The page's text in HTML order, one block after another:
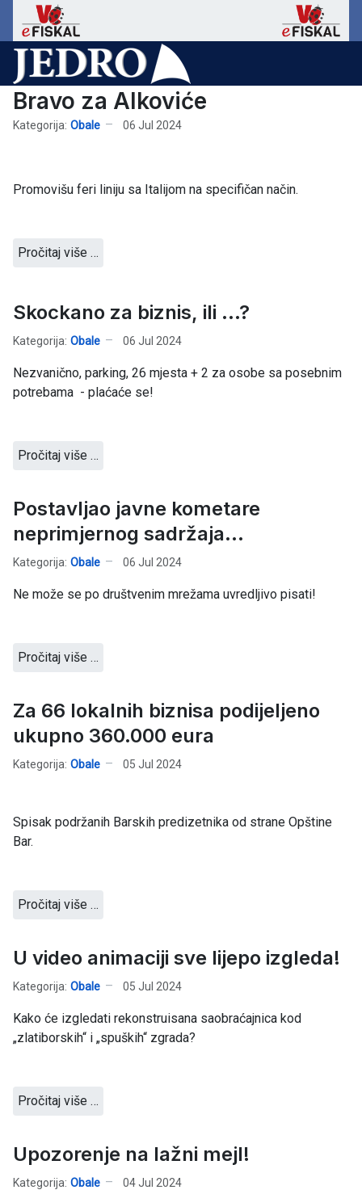
Bravo za Alkoviće
Kategorija: Obale 06 Jul 2024
Promovišu feri liniju sa Italijom na specifičan način.
Pročitaj više …
Skockano za biznis, ili ...?
Kategorija: Obale 06 Jul 2024
Nezvanično, parking, 26 mjesta + 2 za osobe sa posebnim
potrebama - plaćaće se!
Pročitaj više …
Postavljao javne kometare
neprimjernog sadržaja...
Kategorija: Obale 06 Jul 2024
Ne može se po društvenim mrežama uvredljivo pisati!
Pročitaj više …
Za 66 lokalnih biznisa podijeljeno
ukupno 360.000 eura
Kategorija: Obale 05 Jul 2024
Spisak podržanih Barskih predizetnika od strane Opštine
Bar.
Pročitaj više …
U video animaciji sve lijepo izgleda!
Kategorija: Obale 05 Jul 2024
Kako će izgledati rekonstruisana saobraćajnica kod
„zlatiborskih“ i „spuških“ zgrada?
Pročitaj više …
Upozorenje na lažni mejl!
Kategorija: Obale 04 Jul 2024